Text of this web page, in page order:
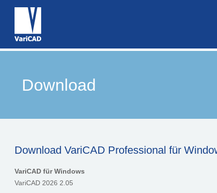
Download
Download VariCAD Professional für
VariCAD für Windows
VariCAD 2026 2.05